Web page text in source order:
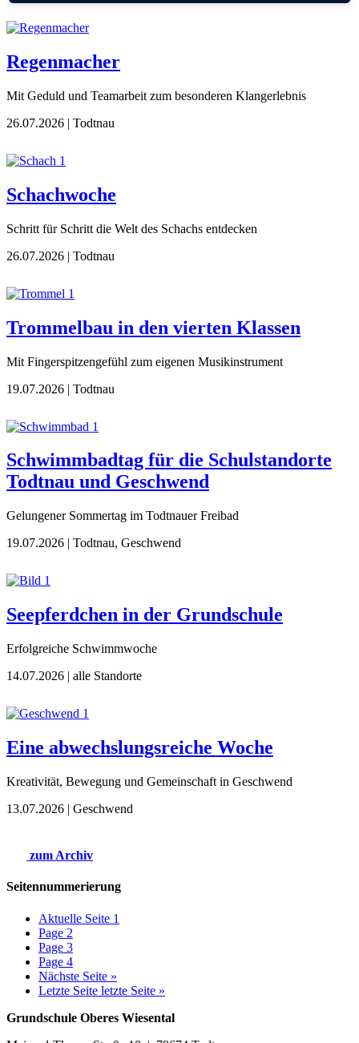
Regenmacher
Mit Geduld und Teamarbeit zum besonderen Klangerlebnis
26.07.2026 | Todtnau
Schachwoche
Schritt für Schritt die Welt des Schachs entdecken
26.07.2026 | Todtnau
Trommelbau in den vierten Klassen
Mit Fingerspitzengefühl zum eigenen Musikinstrument
19.07.2026 | Todtnau
Schwimmbadtag für die Schulstandorte
Todtnau und Geschwend
Gelungener Sommertag im Todtnauer Freibad
19.07.2026 | Todtnau, Geschwend
Seepferdchen in der Grundschule
Erfolgreiche Schwimmwoche
14.07.2026 | alle Standorte
Eine abwechslungsreiche Woche
Kreativität, Bewegung und Gemeinschaft in Geschwend
13.07.2026 | Geschwend
zum Archiv
Seitennummerierung
Aktuelle Seite 1
Page 2
Page 3
Page 4
Nächste Seite »
Letzte Seite letzte Seite »
Grundschule Oberes Wiesental